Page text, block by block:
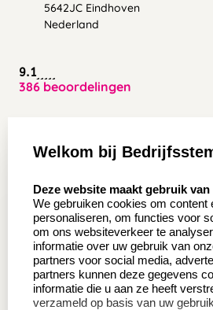
5642JC Eindhoven
Nederland
9.1
386 beoordelingen
Wederverkoper
worden
Sale
Betaling & Verzending
Welkom bij
Deze website maakt gebruik
We gebruiken cookies om content
personaliseren, om functies voor
om ons websiteverkeer te
informatie over uw gebruik van
partners voor social media,
partners kunnen deze gegevens
informatie die u aan ze heeft
verzameld op basis van uw